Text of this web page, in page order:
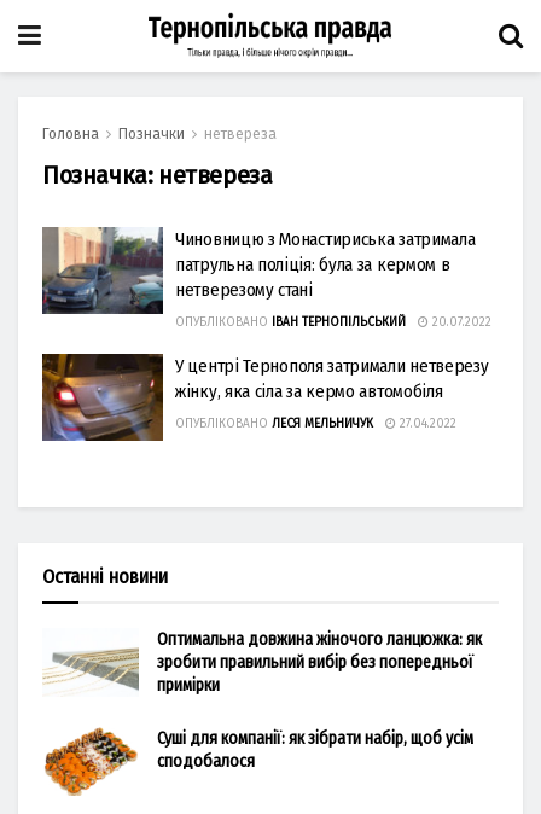
Головна Позначки нетвереза
Позначка: нетвереза
Чиновницю з Монастириська затримала
патрульна поліція: була за кермом в
нетверезому стані
ОПУБЛІКОВАНО ІВАН ТЕРНОПІЛЬСЬКИЙ 20.07.2022
У центрі Тернополя затримали нетверезу
жінку, яка сіла за кермо автомобіля
ОПУБЛІКОВАНО ЛЕСЯ МЕЛЬНИЧУК 27.04.2022
Останні новини
Оптимальна довжина жіночого ланцюжка: як
зробити правильний вибір без попередньої
примірки
Суші для компанії: як зібрати набір, щоб усім
сподобалося